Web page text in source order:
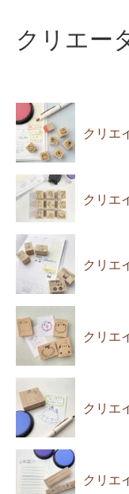
クリエー
クリエ
クリエ
クリエ
クリエ
クリエ
クリエ